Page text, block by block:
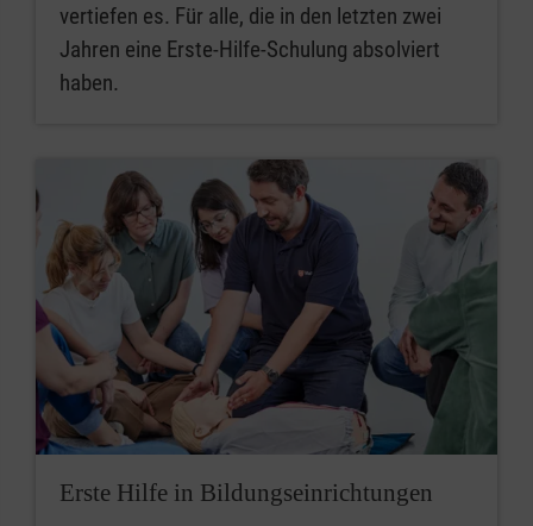
vertiefen es. Für alle, die in den letzten zwei
Jahren eine Erste-Hilfe-Schulung absolviert
haben.
Erste Hilfe in Bildungseinrichtungen